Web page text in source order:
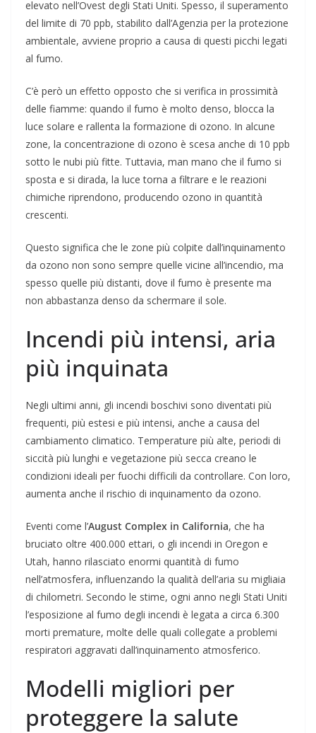
elevato nell’Ovest degli Stati Uniti. Spesso, il superamento
del limite di 70 ppb, stabilito dall’Agenzia per la protezione
ambientale, avviene proprio a causa di questi picchi legati
al fumo.
C’è però un effetto opposto che si verifica in prossimità
delle fiamme: quando il fumo è molto denso, blocca la
luce solare e rallenta la formazione di ozono. In alcune
zone, la concentrazione di ozono è scesa anche di 10 ppb
sotto le nubi più fitte. Tuttavia, man mano che il fumo si
sposta e si dirada, la luce torna a filtrare e le reazioni
chimiche riprendono, producendo ozono in quantità
crescenti.
Questo significa che le zone più colpite dall’inquinamento
da ozono non sono sempre quelle vicine all’incendio, ma
spesso quelle più distanti, dove il fumo è presente ma
non abbastanza denso da schermare il sole.
Incendi più intensi, aria
più inquinata
Negli ultimi anni, gli incendi boschivi sono diventati più
frequenti, più estesi e più intensi, anche a causa del
cambiamento climatico. Temperature più alte, periodi di
siccità più lunghi e vegetazione più secca creano le
condizioni ideali per fuochi difficili da controllare. Con loro,
aumenta anche il rischio di inquinamento da ozono.
Eventi come l’August Complex in California, che ha
bruciato oltre 400.000 ettari, o gli incendi in Oregon e
Utah, hanno rilasciato enormi quantità di fumo
nell’atmosfera, influenzando la qualità dell’aria su migliaia
di chilometri. Secondo le stime, ogni anno negli Stati Uniti
l’esposizione al fumo degli incendi è legata a circa 6.300
morti premature, molte delle quali collegate a problemi
respiratori aggravati dall’inquinamento atmosferico.
Modelli migliori per
proteggere la salute